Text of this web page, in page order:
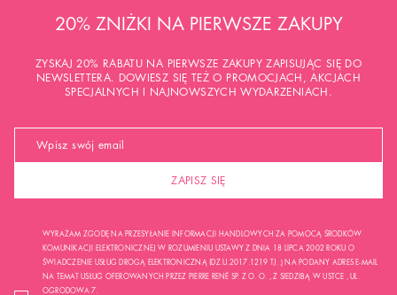
20% ZNIŻKI NA PIERWSZE ZAKUPY
ZYSKAJ 20% RABATU NA PIERWSZE ZAKUPY ZAPISUJĄC SIĘ DO
NEWSLETTERA. DOWIESZ SIĘ TEŻ O PROMOCJACH, AKCJACH
SPECJALNYCH I NAJNOWSZYCH WYDARZENIACH.
ZAPISZ SIĘ
WYRAŻAM ZGODĘ NA PRZESYŁANIE INFORMACJI HANDLOWYCH ZA POMOCĄ ŚRODKÓW
KOMUNIKACJI ELEKTRONICZNEJ W ROZUMIENIU USTAWY Z DNIA 18 LIPCA 2002 ROKU O
ŚWIADCZENIE USŁUG DROGĄ ELEKTRONICZNĄ (DZ.U.2017.1219 TJ..) NA PODANY ADRES E-MAIL
NA TEMAT USŁUG OFEROWANYCH PRZEZ PIERRE RENÉ SP. Z O. O. , Z SIEDZIBĄ W USTCE , UL.
OGRODOWA 7.